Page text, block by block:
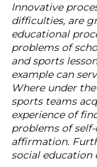
Innovative
difficulties, are
educational
problems of
and sports
example can
Where under
sports teams
experience of
problems of
affirmation.
social education